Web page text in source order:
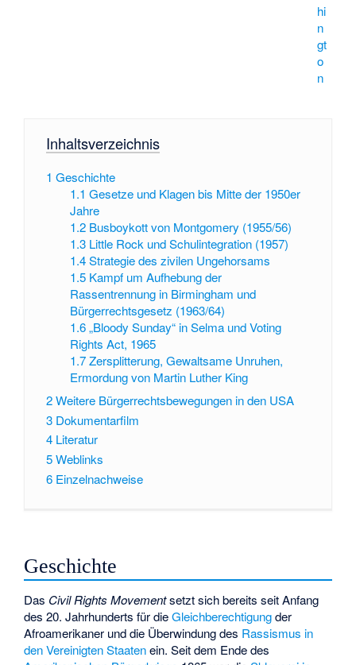
hi
n
gt
o
n
Inhaltsverzeichnis
1 Geschichte
1.1 Gesetze und Klagen bis Mitte der 1950er
Jahre
1.2 Busboykott von Montgomery (1955/56)
1.3 Little Rock und Schulintegration (1957)
1.4 Strategie des zivilen Ungehorsams
1.5 Kampf um Aufhebung der
Rassentrennung in Birmingham und
Bürgerrechtsgesetz (1963/64)
1.6 „Bloody Sunday“ in Selma und Voting
Rights Act, 1965
1.7 Zersplitterung, Gewaltsame Unruhen,
Ermordung von Martin Luther King
2Weitere Bürgerrechtsbewegungen in den USA
3 Dokumentarfilm
4 Literatur
5Weblinks
6 Einzelnachweise
Geschichte
Das Civil Rights Movementsetzt sich bereits seit Anfang
des 20. Jahrhunderts für dieGleichberechtigungder
Afroamerikaner und die Überwindung des Rassismus in
den Vereinigten Staatenein. Seit dem Ende des